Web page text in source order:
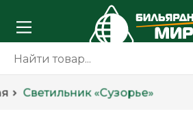
Светильник «Сузорье»